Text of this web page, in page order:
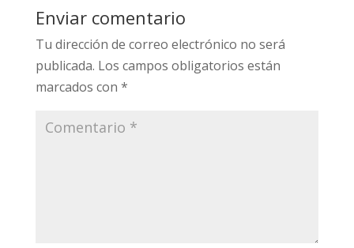
Enviar comentario
Tu dirección de correo electrónico no será
publicada. Los campos obligatorios están
marcados con *